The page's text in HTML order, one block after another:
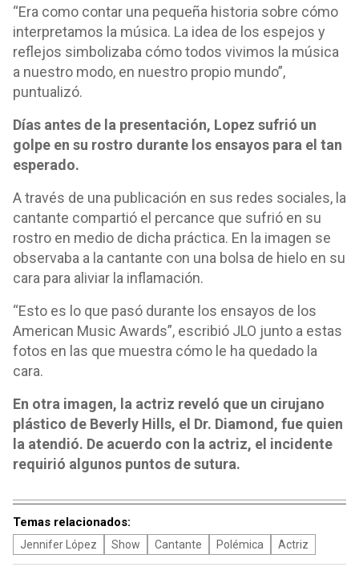
“Era como contar una pequeña historia sobre cómo
interpretamos la música. La idea de los espejos y
reflejos simbolizaba cómo todos vivimos la música
a nuestro modo, en nuestro propio mundo”,
puntualizó.
Días antes de la presentación, Lopez sufrió un
golpe en su rostro durante los ensayos para el tan
esperado.
A través de una publicación en sus redes sociales, la
cantante compartió el percance que sufrió en su
rostro en medio de dicha práctica. En la imagen se
observaba a la cantante con una bolsa de hielo en su
cara para aliviar la inflamación.
“Esto es lo que pasó durante los ensayos de los
American Music Awards”, escribió JLO junto a estas
fotos en las que muestra cómo le ha quedado la
cara.
En otra imagen, la actriz reveló que un cirujano
plástico de Beverly Hills, el Dr. Diamond, fue quien
la atendió. De acuerdo con la actriz, el incidente
requirió algunos puntos de sutura.
Temas relacionados:
Jennifer López Show Cantante Polémica Actriz